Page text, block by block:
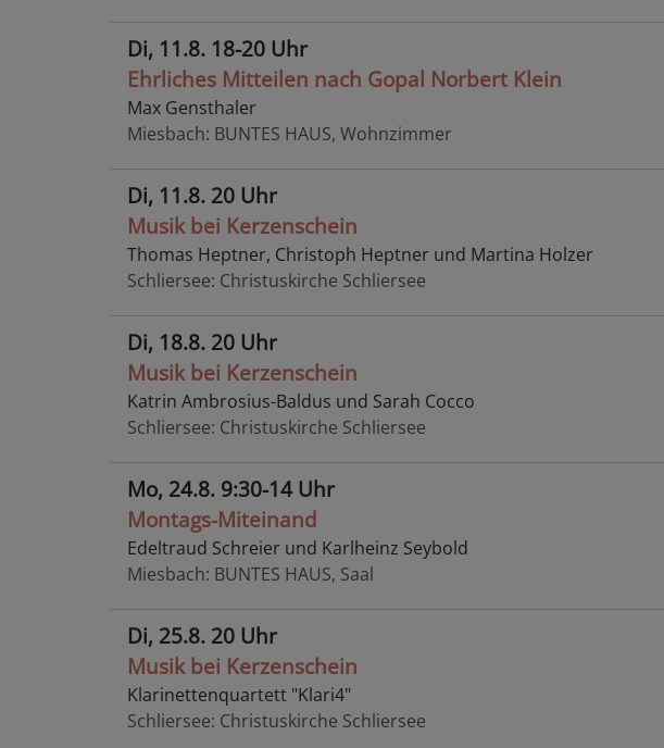
Di, 11.8. 18-20 Uhr
Ehrliches Mitteilen nach Gopal Norbert Klein
Max Gensthaler
Miesbach BUNTES HAUS, Wohnzimmer
Di, 11.8. 20 Uhr
Musik bei Kerzenschein
Thomas Heptner, Christoph Heptner und Martina Holzer
Schliersee Christuskirche Schliersee
Di, 18.8. 20 Uhr
Musik bei Kerzenschein
Katrin Ambrosius-Baldus und Sarah Cocco
Schliersee Christuskirche Schliersee
Mo, 24.8. 9:30-14 Uhr
Montags-Miteinand
Edeltraud Schreier und Karlheinz Seybold
Miesbach BUNTES HAUS, Saal
Di, 25.8. 20 Uhr
Musik bei Kerzenschein
Klarinettenquartett "Klari4"
Schliersee Christuskirche Schliersee